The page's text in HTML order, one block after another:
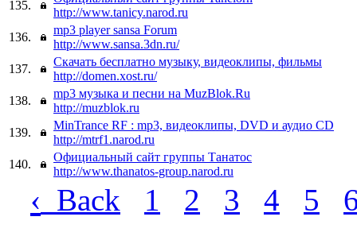
135.
http://www.tanicy.narod.ru
136.
mp3 player sansa Forum
http://www.sansa.3dn.ru/
137.
Скачать бесплатно музыку, видеоклипы, фильмы
http://domen.xost.ru/
138.
mp3 музыка и песни на MuzBlok.Ru
http://muzblok.ru
139.
MinTrance RF : mp3, видеоклипы, DVD и аудио CD
http://mtrf1.narod.ru
140.
Официальный сайт группы Танатос
http://www.thanatos-group.narod.ru
‹ Back 1 2 3 4 5